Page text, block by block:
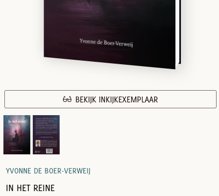
BEKIJK INKIJKEXEMPLAAR
YVONNE DE BOER-VERWEIJ
IN HET REINE